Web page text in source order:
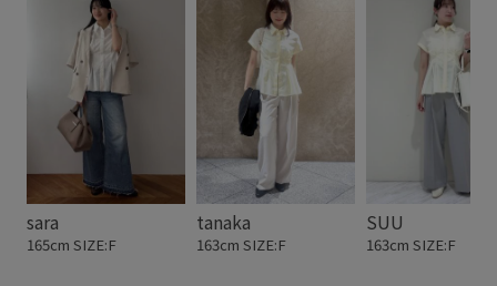
sara
165cm SIZE:F
tanaka
163cm SIZE:F
SUU
163cm SIZE:F